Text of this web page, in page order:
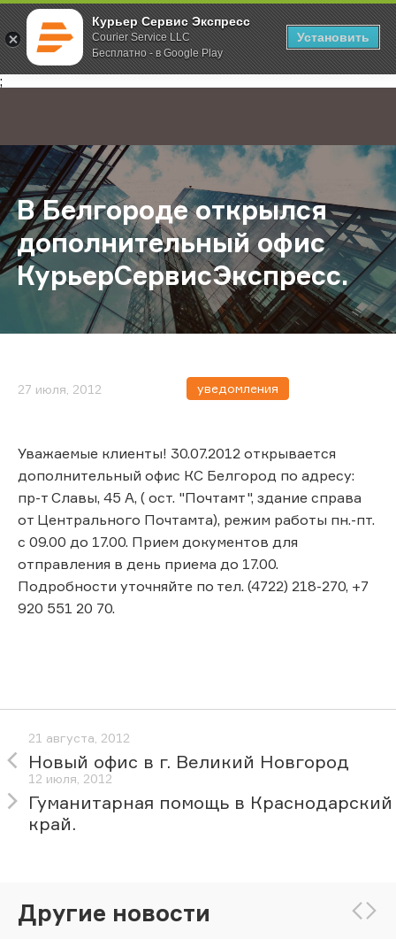
Курьер Сервис Экспресс
Courier Service LLC
Бесплатно - в Google Play
Установить
;
Главная О компании Новости В Белгороде открылся
В Белгороде открылся
дополнительный офис
КурьерСервисЭкспресс.
27 июля, 2012 уведомления
Уважаемые клиенты! 30.07.2012 открывается
дополнительный офис КС Белгород по адресу:
пр-т Славы, 45 А, ( ост. "Почтамт", здание справа
от Центрального Почтамта), режим работы пн.-пт.
с 09.00 до 17.00. Прием документов для
отправления в день приема до 17.00.
Подробности уточняйте по тел. (4722) 218-270, +7
920 551 20 70.
21 августа, 2012
Новый офис в г. Великий Новгород
12 июля, 2012
Гуманитарная помощь в Краснодарский
край.
Другие новости